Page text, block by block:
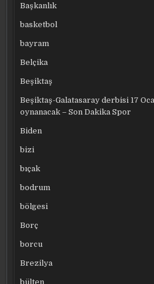
Başkanlık
basketbol
bayram
Belçika
Beşiktaş
Beşiktaş-Galatasaray derbisi 17
oynanacak – Son Dakika Spor
Biden
bizi
bıçak
bodrum
bölgesi
Borç
borcu
Brezilya
bülten